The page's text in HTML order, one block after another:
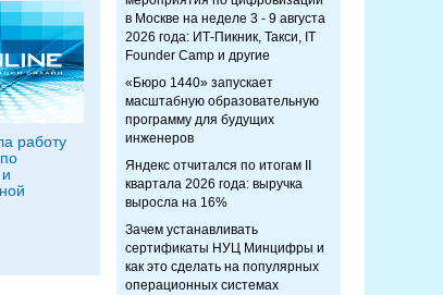
работу
в Москве на неделе 3 - 9 августа
2026 года: ИТ-Пикник, Такси, IT
Founder Camp и другие
«Бюро 1440» запускает
масштабную образовательную
программу для будущих
инженеров
Яндекс отчитался по итогам II
квартала 2026 года: выручка
выросла на 16%
Зачем устанавливать
сертификаты НУЦ Минцифры и
как это сделать на популярных
операционных системах